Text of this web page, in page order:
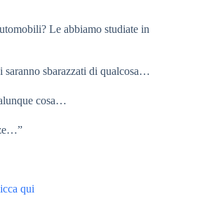
Le abbiamo studiate in
saranno sbarazzati di qualcosa…
cosa…
qui